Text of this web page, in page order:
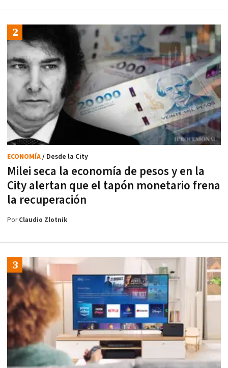
Milei seca la economía de pesos y en la
City alertan que el tapón monetario frena
la recuperación
ECONOMÍA/ Desde la City
PorClaudio Zlotnik